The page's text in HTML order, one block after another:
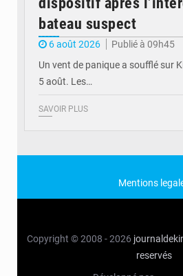
bateau suspect
6 août 2026
Publié à 09h45
Un vent de panique a soufflé sur
5 août. Les…
SAVOIR PLUS
Mentions
Copyright © 2008 - 2026
reservés